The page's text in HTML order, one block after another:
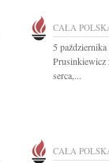
CAŁA
5
Prusinkiewicz
serca,...
CAŁA